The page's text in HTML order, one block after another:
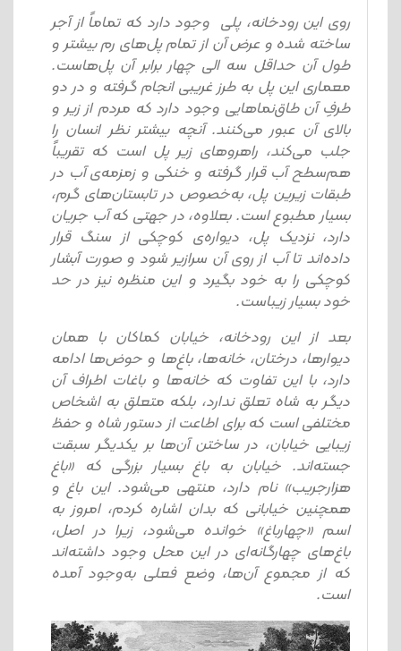
روی این رودخانه، پلی وجود دارد که تماماً از آجر
ساخته شده و عرض آن از تمام پل‌های رم بیشتر و
طول آن حداقل سه الی چهار برابر آن پل‌هاست.
معماری این پل به طرز غریبی انجام گرفته و در دو
طرفِ آن طاق‌نماهایی وجود دارد که مردم از زیر و
بالای آن عبور می‌کنند. آنچه بیشتر نظر انسان را
جلب می‌کند، راهروهای زیر پل است که تقریباً
هم‌سطح آب قرار گرفته و خنکی و زمزمه‌ی آب در
طبقات زیرین پل، به‌خصوص در تابستان‌های گرم،
بسیار مطبوع است. بعلاوه، در جهتی که آب جریان
دارد، نزدیک پل، دیواره‌ی کوچکی از سنگ قرار
داده‌اند تا آب از روی آن سرازیر شود و صورت آبشار
کوچکی را به خود بگیرد و این منظره نیز در حد
خود بسیار زیباست.
بعد از این رودخانه، خیابان کماکان با همان
دیوارها، درختان، خانه‌ها، باغ‌ها و حوض‌ها ادامه
دارد، با این تفاوت که خانه‌ها و باغات اطراف آن
دیگر به شاه تعلق ندارد، بلکه متعلق به اشخاص
مختلفی است که برای اطاعت از دستور شاه و حفظ
زیبایی خیابان، در ساختن آن‌ها بر یکدیگر سبقت
جسته‌اند. خیابان به باغ بسیار بزرگی که «باغ
هزارجریب» نام دارد، منتهی می‌شود. این باغ و
همچنین خیابانی که بدان اشاره کردم، امروز به
اسم «چهارباغ» خوانده می‌شود، زیرا در اصل،
باغ‌های چهارگانه‌ای در این محل وجود داشته‌اند
که از مجموع آن‌ها، وضع فعلی به‌وجود آمده
است.